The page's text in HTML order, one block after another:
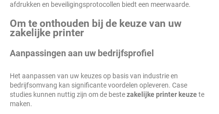
afdrukken en beveiligingsprotocollen biedt een meerwaarde.
Om te onthouden bij de keuze van uw
zakelijke printer
Aanpassingen aan uw bedrijfsprofiel
Het aanpassen van uw keuzes op basis van industrie en
bedrijfsomvang kan significante voordelen opleveren. Case
studies kunnen nuttig zijn om de bestezakelijke printer keuzete
maken.